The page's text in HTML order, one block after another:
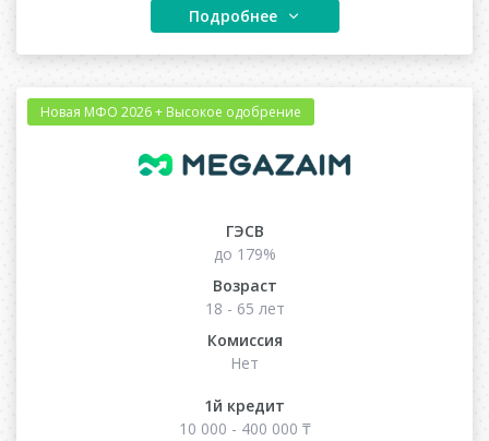
Подробнее
Новая МФО 2026 + Высокое одобрение
ГЭСВ
до 179%
Возраст
18 - 65 лет
Комиссия
Нет
1й кредит
10 000 - 400 000 ₸